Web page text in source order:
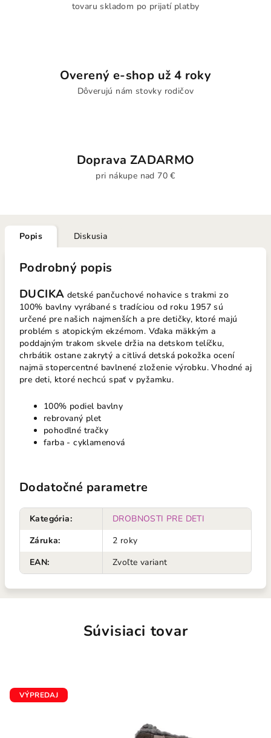
tovaru skladom po prijatí platby
Overený e-shop už 4 roky
Dôverujú nám stovky rodičov
Doprava ZADARMO
pri nákupe nad 70 €
Popis Diskusia
Podrobný popis
DUCIKA detské pančuchové nohavice s trakmi zo
100% bavlny vyrábané s tradíciou od roku 1957 sú
určené pre našich najmenších a pre detičky, ktoré majú
problém s atopickým ekzémom. Vďaka mäkkým a
poddajným trakom skvele držia na detskom telíčku,
chrbátik ostane zakrytý a citlivá detská pokožka ocení
najmä stopercentné bavlnené zloženie výrobku. Vhodné aj
pre deti, ktoré nechcú spať v pyžamku.
100% podiel bavlny
rebrovaný plet
pohodlné tračky
farba - cyklamenová
Dodatočné parametre
Kategória:
DROBNOSTI PRE DETI
Záruka:
2 roky
EAN: Zvoľte variant
Súvisiaci tovar
VÝPREDAJ